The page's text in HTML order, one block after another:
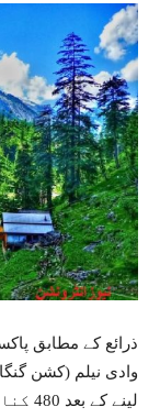
ذرائع کے مطابق